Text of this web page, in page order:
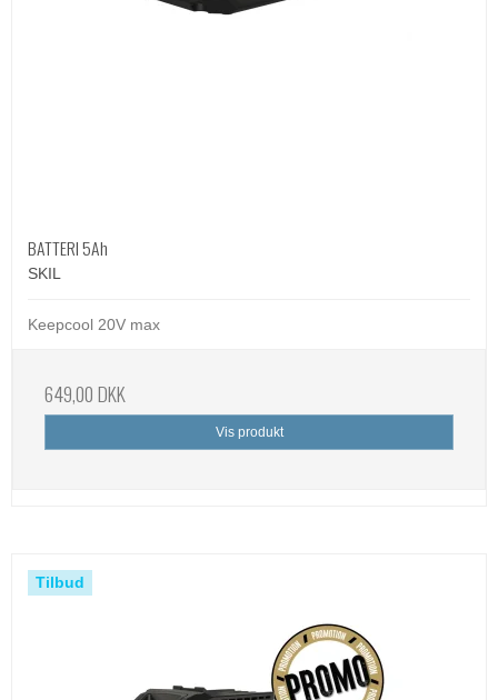
BATTERI 5Ah
SKIL
Keepcool 20V max
649,00 DKK
Vis produkt
Tilbud